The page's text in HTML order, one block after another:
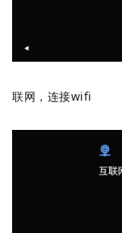
联网，连接wifi